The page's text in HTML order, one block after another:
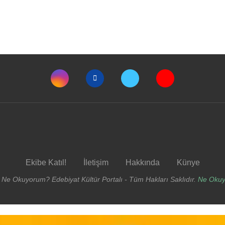
Ekibe Katıl! İletişim Hakkında Künye
Okuyorum? Edebiyat Kültür Portalı - Tüm Hakları Saklıdır. Ne